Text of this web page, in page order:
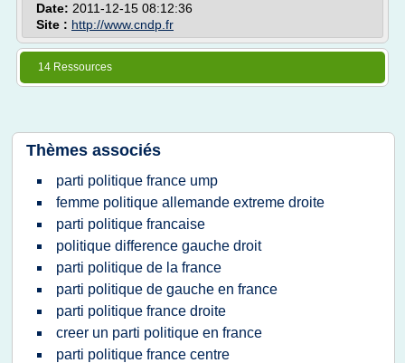
Date: 2011-12-15 08:12:36
Site : http://www.cndp.fr
14 Ressources
Thèmes associés
parti politique france ump
femme politique allemande extreme droite
parti politique francaise
politique difference gauche droit
parti politique de la france
parti politique de gauche en france
parti politique france droite
creer un parti politique en france
parti politique france centre